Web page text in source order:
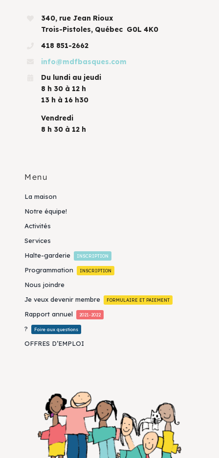
340, rue Jean Rioux
Trois-Pistoles, Québec G0L 4K0
418 851-2662
info@mdfbasques.com
Du lundi au jeudi
8 h 30 à 12 h
13 h à 16 h30
Vendredi
8 h 30 à 12 h
Menu
La maison
Notre équipe!
Activités
Services
Halte-garderie
INSCRIPTION
Programmation INSCRIPTION
Nous joindre
Je veux devenir membre
FORMULAIRE ET PAIEMENT
Rapport annuel 2021-2022
? Foire aux questions
OFFRES D’EMPLOI